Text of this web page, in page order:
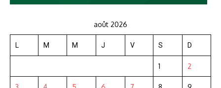
août 2026
L M M J V S D
1 2